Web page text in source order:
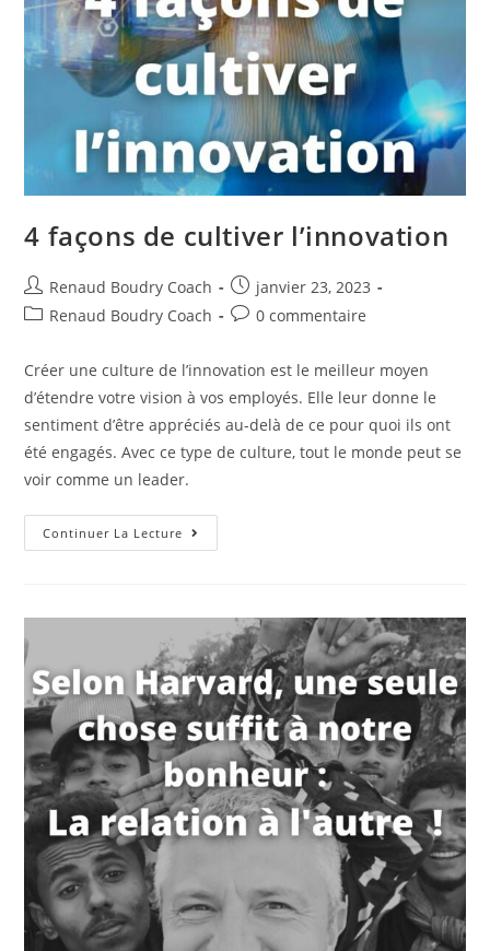
4 façons de cultiver l’innovation
Renaud Boudry Coach
janvier 23, 2023
Renaud Boudry Coach
0 commentaire
Créer une culture de l’innovation est le meilleur moyen
d’étendre votre vision à vos employés. Elle leur donne le
sentiment d’être appréciés au-delà de ce pour quoi ils ont
été engagés. Avec ce type de culture, tout le monde peut se
voir comme un leader.
Continuer La Lecture